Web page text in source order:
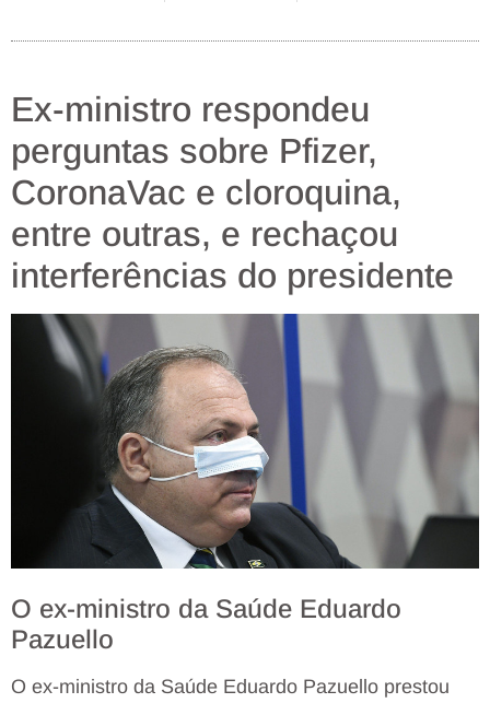
Ex-ministro respondeu
perguntas sobre Pfizer,
CoronaVac e cloroquina,
entre outras, e rechaçou
interferências do presidente
O ex-ministro da Saúde Eduardo
Pazuello
O ex-ministro da Saúde Eduardo Pazuello prestou